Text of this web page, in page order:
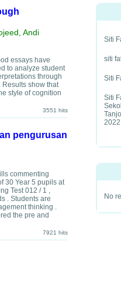
Andi
essays have
to analyze student
through
show that
style of cognition
3551 hits
pengurusan
commenting
30 Year 5 pupils at
Test 012 / 1 ,
. Students are
thinking .
the pre and
7921 hits
Siti
siti
Siti
Siti
2022
No